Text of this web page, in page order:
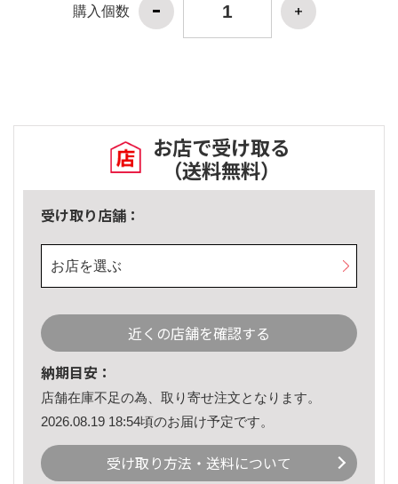
購入個数
お店で受け取る
（送料無料）
受け取り店舗：
お店を選ぶ
近くの店舗を確認する
納期目安：
店舗在庫不足の為、取り寄せ注文となります。
2026.08.19 18:54頃のお届け予定です。
受け取り方法・送料について